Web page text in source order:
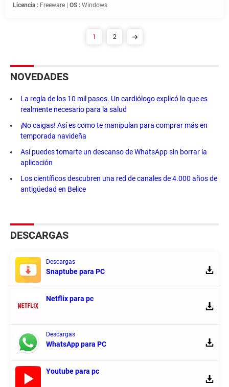
Licencia : Freeware | OS : Windows
1 2
NOVEDADES
La regla de los 10 mil pasos. Un cardiólogo explicó lo que es
realmente necesario para la salud
¡No caigas! Así es como te manipulan para comprar más en
temporada navideña
Así puedes tomarte un descanso de WhatsApp sin borrar la
aplicación
Los científicos descubren una red de canales de 4.000 años de
antigüedad en Belice
DESCARGAS
Descargas
Snaptube para PC
Netflix para pc
Descargas
WhatsApp para PC
Youtube para pc